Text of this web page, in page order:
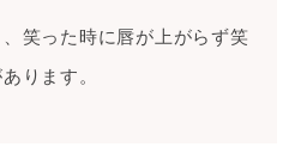
笑った時に唇が上がらず笑
ります。